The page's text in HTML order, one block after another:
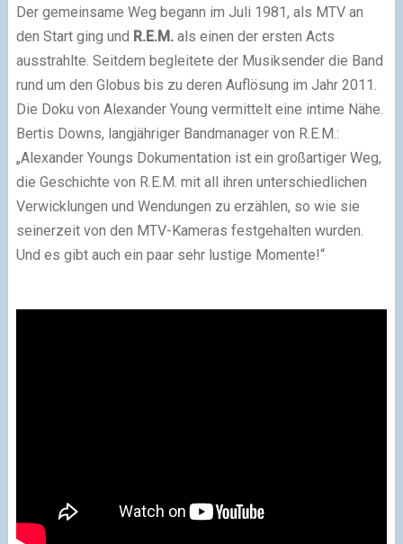
Der gemeinsame Weg begann im Juli 1981, als MTV an
den Start ging und R.E.M.als einen der ersten Acts
ausstrahlte. Seitdem begleitete der Musiksender die Band
rund um den Globus bis zu deren Auflösung im Jahr 2011.
Die Doku von Alexander Young vermittelt eine intime Nähe.
Bertis Downs, langjähriger Bandmanager von R.E.M.:
„Alexander Youngs Dokumentation ist ein großartiger Weg,
die Geschichte von R.E.M. mit all ihren unterschiedlichen
Verwicklungen und Wendungen zu erzählen, so wie sie
seinerzeit von den MTV-Kameras festgehalten wurden.
Und es gibt auch ein paar sehr lustige Momente!“